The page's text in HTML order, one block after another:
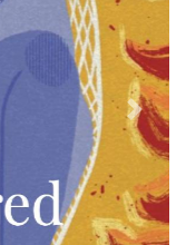
Next